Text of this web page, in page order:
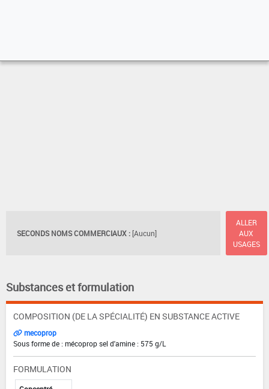
SECONDS NOMS COMMERCIAUX : [Aucun]
ALLER
AUX
USAGES
Substances et formulation
COMPOSITION (DE LA SPÉCIALITÉ) EN SUBSTANCE ACTIVE
mecoprop
Sous forme de : mécoprop sel d'amine : 575 g/L
FORMULATION